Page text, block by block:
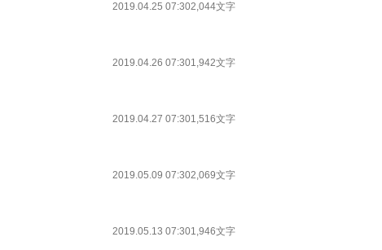
2019.04.25 07:302,044文字
2019.04.26 07:301,942文字
2019.04.27 07:301,516文字
2019.05.09 07:302,069文字
2019.05.13 07:301,946文字